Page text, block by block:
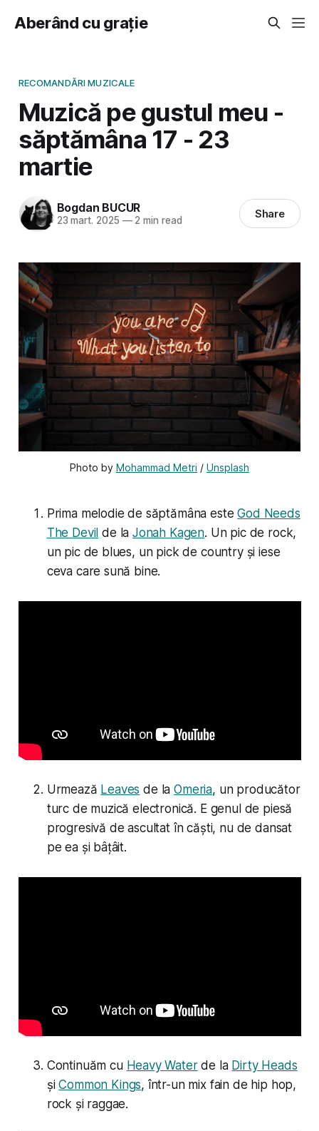
Aberând cu grație
RECOMANDĂRI MUZICALE
Muzică pe gustul meu -
săptămâna 17 - 23
martie
Bogdan BUCUR
23 mart. 2025 —2 min read Share
Photo by Mohammad Metri / Unsplash
Prima melodie de săptămâna esteGod Needs
The Devil de la Jonah Kagen. Un pic de rock,
un pic de blues, un pick de country și iese
ceva care sună bine.
Urmează Leaves de laOmeria, un producător
turc de muzică electronică. E genul de piesă
progresivă de ascultat în căști, nu de dansat
pe ea și bâțâit.
Continuăm cu Heavy Waterde la Dirty Heads
șiCommon Kings, într-un mix fain de hip hop,
rock și raggae.